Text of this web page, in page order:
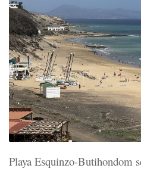
Playa Esquinzo-Butihondom